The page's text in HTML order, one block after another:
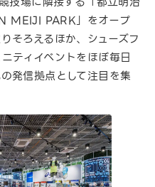
MEIJI PARK」をオープ
そろえるほか、シューズフ
ティイベントをほぼ毎日
発信拠点として注目を集